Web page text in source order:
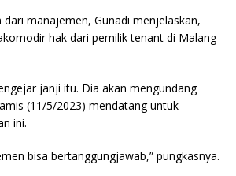
manajemen, Gunadi menjelaskan,
hak dari pemilik tenant di Malang
janji itu. Dia akan mengundang
(11/5/2023) mendatang untuk
ini.
bisa bertanggungjawab,” pungkasnya.